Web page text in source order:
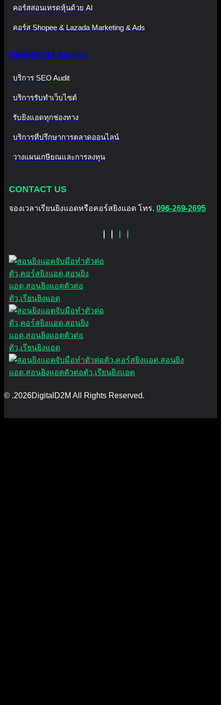
คอร์สสอนเทรดหุ้นด้วย AI
คอร์ส Shopee & Lazada Marketing & Ads
DigitalD2M Service
บริการ SEO Audit
บริการรับทำเว็บไซต์
รับยิงแอดทุกช่องทาง
บริการที่ปรึกษาการตลาดออนไลน์
วางแผนเกษียณและการลงทุน
CONTACT US
จองเวลาเรียนยิงแอดหรือคอร์สยิงแอด โทร. 096-269-2695
© .2026DigitalD2M All Rights Reserved.